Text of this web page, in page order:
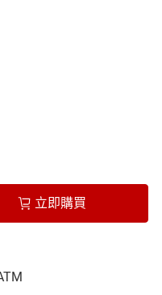
立即購買